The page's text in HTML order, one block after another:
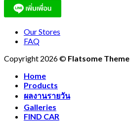
Our Stores
FAQ
Copyright 2026 © Flatsome Theme
Home
Products
ผลงานรายวัน
Galleries
FIND CAR